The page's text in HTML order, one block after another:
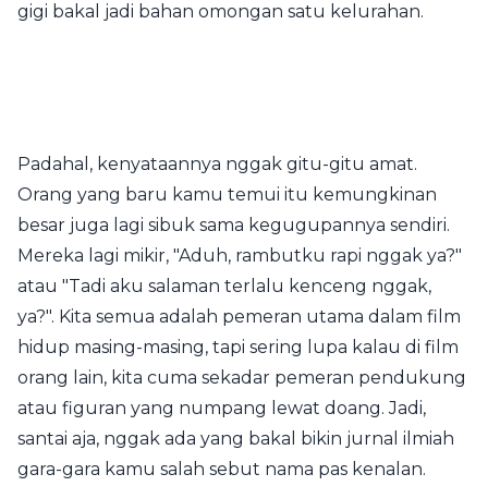
gigi bakal jadi bahan omongan satu kelurahan.
Padahal, kenyataannya nggak gitu-gitu amat.
Orang yang baru kamu temui itu kemungkinan
besar juga lagi sibuk sama kegugupannya sendiri.
Mereka lagi mikir, "Aduh, rambutku rapi nggak ya?"
atau "Tadi aku salaman terlalu kenceng nggak,
ya?". Kita semua adalah pemeran utama dalam film
hidup masing-masing, tapi sering lupa kalau di film
orang lain, kita cuma sekadar pemeran pendukung
atau figuran yang numpang lewat doang. Jadi,
santai aja, nggak ada yang bakal bikin jurnal ilmiah
gara-gara kamu salah sebut nama pas kenalan.